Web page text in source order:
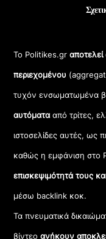
Το Politikes.gr
περιεχομένου
τυχόν ενσωματωμένα
αυτόματααπό τρίτες,
ιστοσελίδες αυτές, ως
καθώς η εμφάνιση στο
επισκεψιμότητά τους
μέσω backlink κοκ.
Τα πνευματικά
βίντεοανήκουν